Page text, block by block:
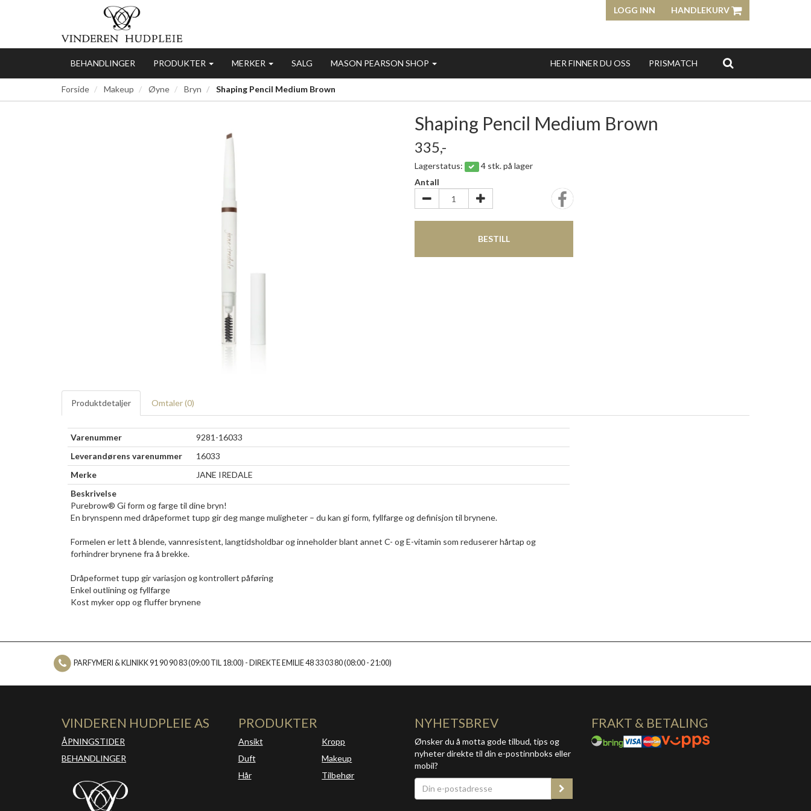
LOGG INN HANDLEKURV
BEHANDLINGER PRODUKTER MERKER SALG MASON PEARSON SHOP HER FINNER DU OSS PRISMATCH
Forside Makeup Øyne Bryn Shaping Pencil Medium Brown
Shaping Pencil Medium Brown
335,-
Lagerstatus:
4 stk. på lager
Antall
BESTILL
Produktdetaljer Omtaler (0)
Varenummer
9281-16033
Leverandørens varenummer
16033
Merke
JANE IREDALE
Beskrivelse
Purebrow® Gi form og farge til dine bryn!
En brynspenn med dråpeformet tupp gir deg mange muligheter – du kan gi form, fyllfarge og definisjon til brynene.
Formelen er lett å blende, vannresistent, langtidsholdbar og inneholder blant annet C- og E-vitamin som reduserer hårtap og
forhindrer brynene fra å brekke.
Dråpeformet tupp gir variasjon og kontrollert påføring
Enkel outlining og fyllfarge
Kost myker opp og fluffer brynene
PARFYMERI & KLINIKK 91 90 90 83 (09:00 TIL 18:00) - DIREKTE EMILIE 48 33 03 80 (08:00 - 21:00)
VINDEREN HUDPLEIE AS
ÅPNINGSTIDER
BEHANDLINGER
PRODUKTER
Ansikt
Duft
Hår
Kropp
Makeup
Tilbehør
NYHETSBREV
Ønsker du å motta gode tilbud, tips og
nyheter direkte til din e-postinnboks eller
mobil?
FRAKT & BETALING